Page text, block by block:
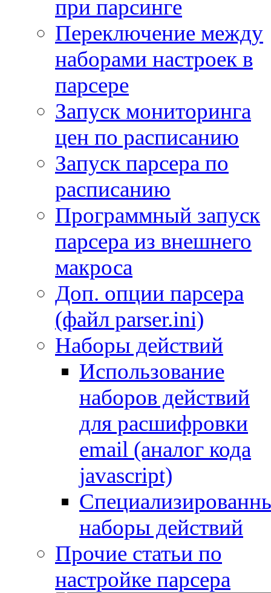
при парсинге
Переключение между
наборами настроек в
парсере
Запуск мониторинга
цен по расписанию
Запуск парсера по
расписанию
Программный запуск
парсера из внешнего
макроса
Доп. опции парсера
(файл parser.ini)
Наборы действий
Использование
наборов действий
для расшифровки
email (аналог кода
javascript)
наборы действий
Прочие статьи по
настройке парсера